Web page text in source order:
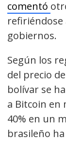
comentó
refiriéndose
gobiernos.
Según los
del precio
bolívar se
a Bitcoin en
40% en un
brasileño